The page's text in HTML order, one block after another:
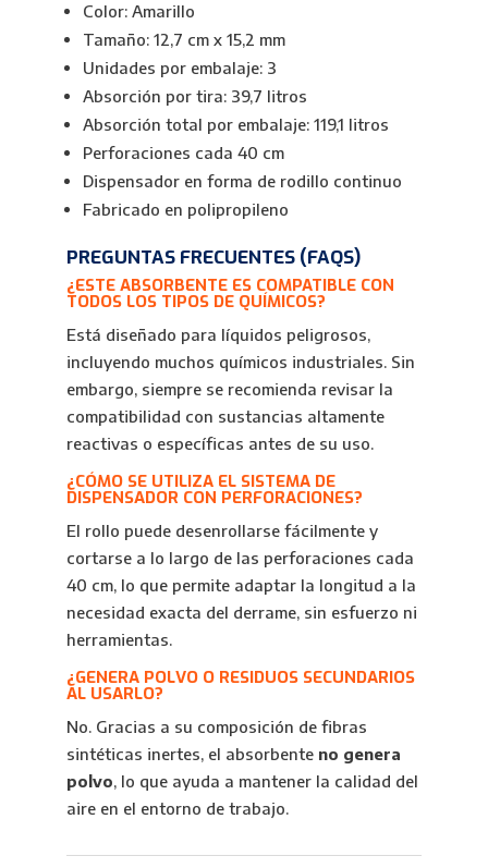
Color: Amarillo
Tamaño: 12,7 cm x 15,2 mm
Unidades por embalaje: 3
Absorción por tira: 39,7 litros
Absorción total por embalaje: 119,1 litros
Perforaciones cada 40 cm
Dispensador en forma de rodillo continuo
Fabricado en polipropileno
PREGUNTAS FRECUENTES (FAQS)
¿ESTE ABSORBENTE ES COMPATIBLE CON
TODOS LOS TIPOS DE QUÍMICOS?
Está diseñado para líquidos peligrosos,
incluyendo muchos químicos industriales. Sin
embargo, siempre se recomienda revisar la
compatibilidad con sustancias altamente
reactivas o específicas antes de su uso.
¿CÓMO SE UTILIZA EL SISTEMA DE
DISPENSADOR CON PERFORACIONES?
El rollo puede desenrollarse fácilmente y
cortarse a lo largo de las perforaciones cada
40 cm, lo que permite adaptar la longitud a la
necesidad exacta del derrame, sin esfuerzo ni
herramientas.
¿GENERA POLVO O RESIDUOS SECUNDARIOS
AL USARLO?
No. Gracias a su composición de fibras
sintéticas inertes, el absorbente no genera
polvo, lo que ayuda a mantener la calidad del
aire en el entorno de trabajo.